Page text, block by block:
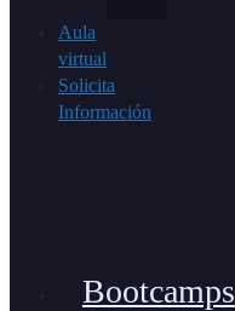
Aula
virtual
Solicita
Información
Bootcamps